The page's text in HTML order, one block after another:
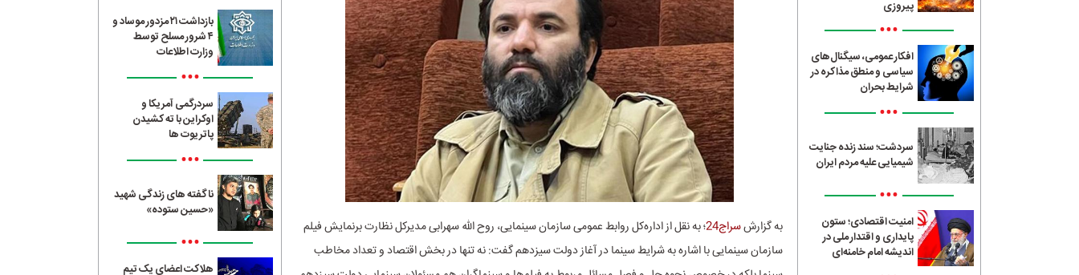
پیروزی
•••
افکار عمومی، سیگنال‌های
سیاسی و منطق مذاکره در
شرایط بحران
•••
سردشت؛ سند زنده جنایت
شیمیایی علیه مردم ایران
•••
امنیت اقتصادی؛ ستون
پایداری و اقتدار ملی در
اندیشه امام خامنه‌ای
به گزارشسراج24
؛ به نقل از اداره‌کل روابط عمومی سازمان سینمایی، روح الله سهرابی مدیرکل نظارت برنمایش فیلم
سازمان سینمایی با اشاره به شرایط سینما در آغاز دولت سیزدهم گفت: نه تنها در بخش اقتصاد و تعداد مخاطب
بازداشت ۲۱ مزدور موساد و
۴ شرور مسلح توسط
وزارت اطلاعات
•••
سردرگمی آمریکا و
اوکراین با ته کشیدن
پاتریوت ها
•••
ناگفته های زندگی شهید
«حسین ستوده»
•••
هلاکت اعضای یک تیم